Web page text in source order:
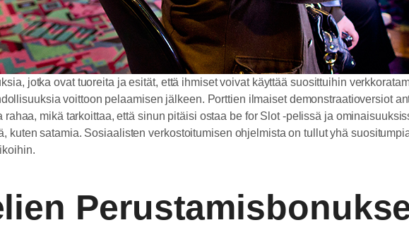
jotka ovat tuoreita ja esität, että ihmiset voivat käyttää suosittuihin
voittoon pelaamisen jälkeen. Porttien ilmaiset demonstraatioversiot
mikä tarkoittaa, että sinun pitäisi ostaa be for Slot -pelissä ja
kuten satamia. Sosiaalisten verkostoitumisen ohjelmista on tullut yhä